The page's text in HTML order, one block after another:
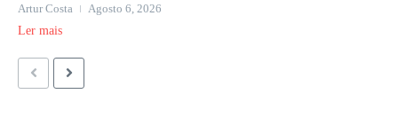
Artur Costa
Agosto 6, 2026
Ler mais